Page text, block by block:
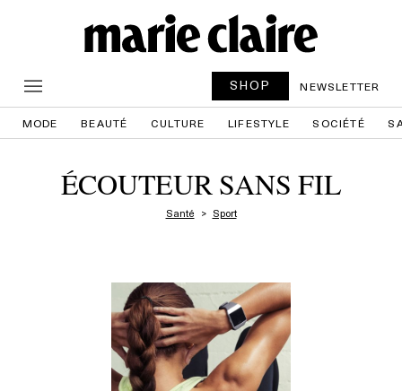
SHOP NEWSLETTER
MODE BEAUTÉ CULTURE LIFESTYLE SOCIÉTÉ
ÉCOUTEUR SANS FIL
Santé Sport